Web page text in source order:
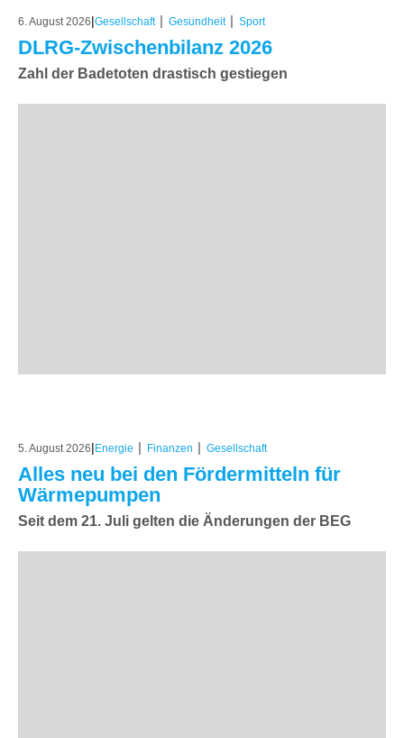
6. August 2026|Gesellschaft | Gesundheit | Sport
DLRG-Zwischenbilanz 2026
Zahl der Badetoten drastisch gestiegen
5. August 2026|Energie | Finanzen | Gesellschaft
Alles neu bei den Fördermitteln für
Wärmepumpen
Seit dem 21. Juli gelten die Änderungen der BEG